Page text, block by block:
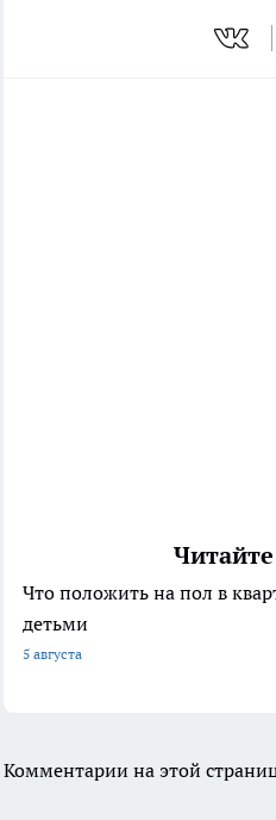
Что положить на пол в
детьми
5 августа
Комментарии на этой